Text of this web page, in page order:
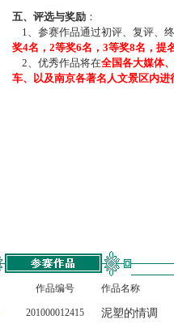
五、评选与奖励 ：
1、参赛作品通过初评、复评、
奖4名，2等奖6名，3等奖8名，提
2、优秀作品将在全国各大媒体
车、以及南京各著名人文景区内进
作品编号 作品名称
201000012415 泥塑的情调